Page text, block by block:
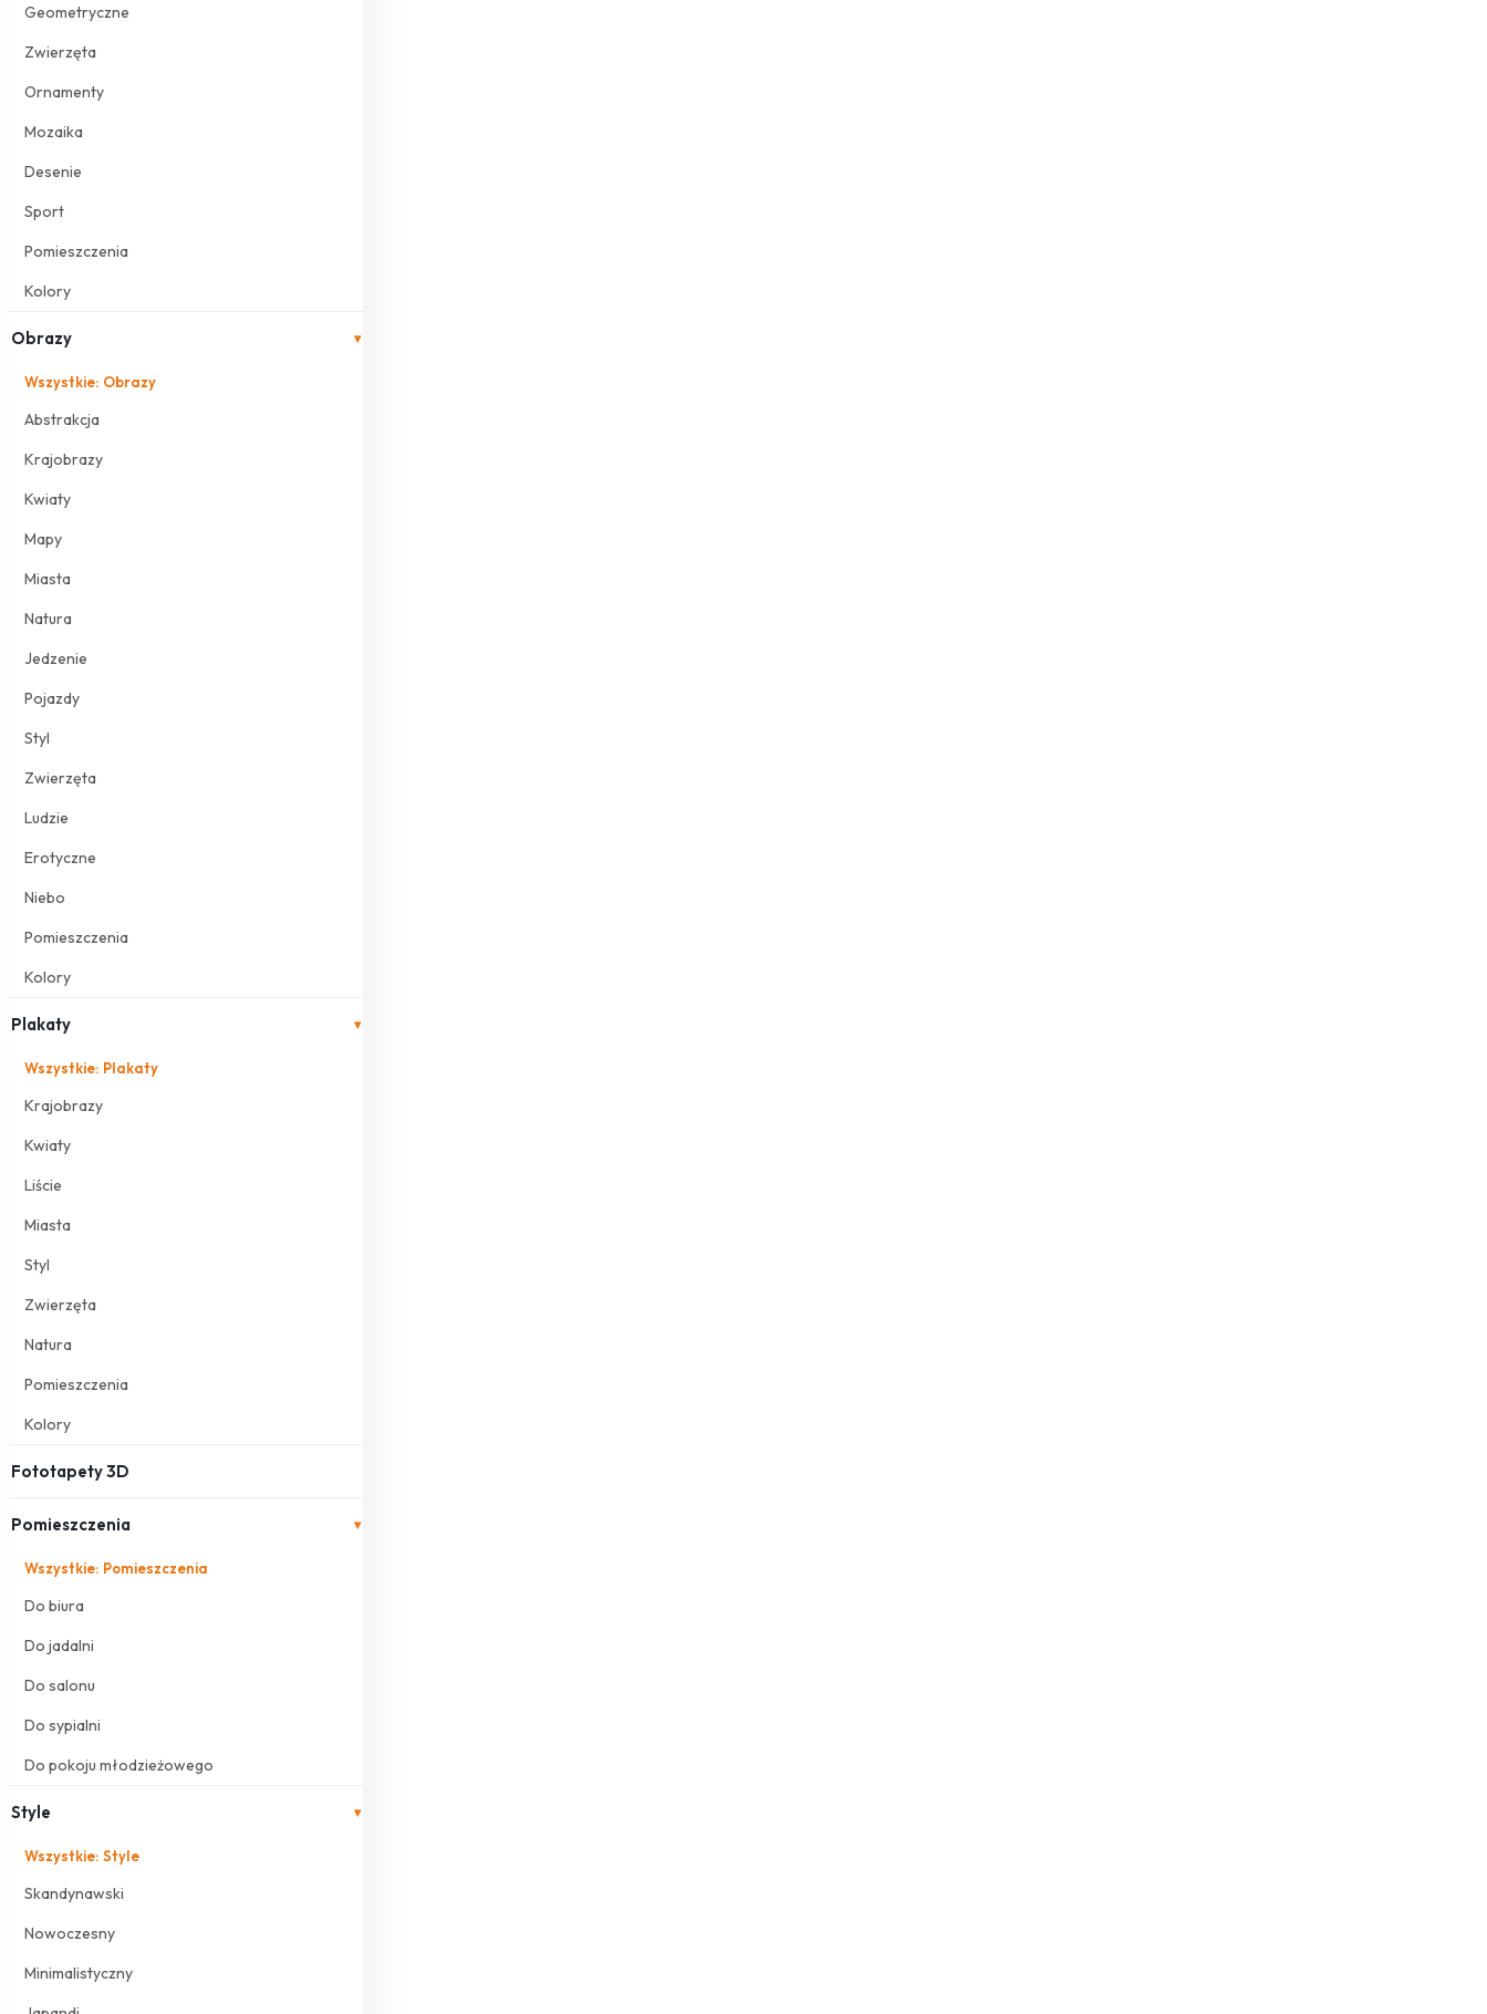
Geometryczne
Zwierzęta
Ornamenty
Mozaika
Desenie
Sport
Pomieszczenia
Kolory
Obrazy ▾
Wszystkie: Obrazy
Abstrakcja
Krajobrazy
Kwiaty
Mapy
Miasta
Natura
Jedzenie
Pojazdy
Styl
Zwierzęta
Ludzie
Erotyczne
Niebo
Pomieszczenia
Kolory
Plakaty ▾
Wszystkie: Plakaty
Krajobrazy
Kwiaty
Liście
Miasta
Styl
Zwierzęta
Natura
Pomieszczenia
Kolory
Fototapety 3D
Pomieszczenia ▾
Wszystkie: Pomieszczenia
Do biura
Do jadalni
Do salonu
Do sypialni
Do pokoju młodzieżowego
Style ▾
Wszystkie: Style
Skandynawski
Nowoczesny
Minimalistyczny